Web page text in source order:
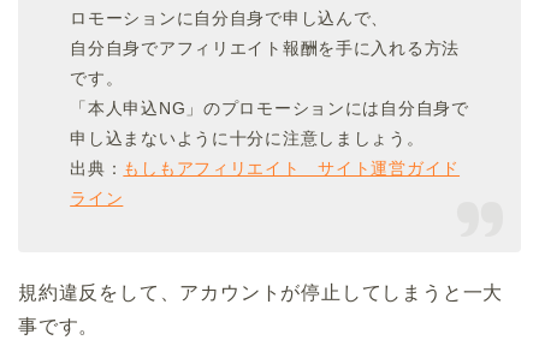
ロモーションに自分自身で申し込んで、
自分自身でアフィリエイト報酬を手に入れる方法
です。
「本人申込NG」のプロモーションには自分自身で
申し込まないように十分に注意しましょう。
出典： もしもアフィリエイト サイト運営ガイド
ライン
規約違反をして、アカウントが停止してしまうと一大
事です。